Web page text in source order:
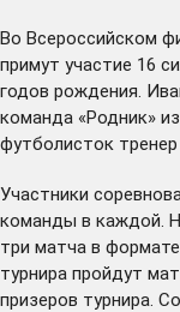
Во Всероссийском
примут участие 16
годов рождения.
команда «Родник»
футболисток тренер
Участники
команды в каждой.
три матча в
турнира пройдут
призеров турнира.